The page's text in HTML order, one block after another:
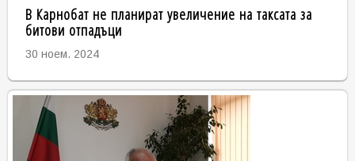
В Карнобат не планират увеличение на таксата за
битови отпадъци
30 ноем. 2024